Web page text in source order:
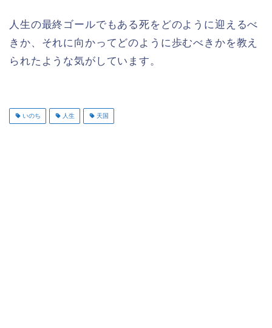
人生の最終ゴールでもある死をどのように迎えるべ
きか、それに向かってどのように歩むべきかを教え
られたような気がしています。
いのち 人生 天国